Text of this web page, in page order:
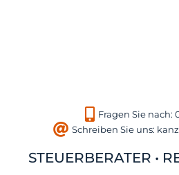
Fragen Sie nach:
Schreiben Sie uns:
STEUERBERATER •